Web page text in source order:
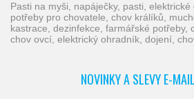
pasti na myši, napáječky, pasti, elektrické ohradníky, konve,
potřeby pro chovatele, chov králíků,
kastrace, dezinfekce, farmářské potřeby,
chov ovcí, elektrický ohradník, dojení,
NOVINKY A SLEVY E-